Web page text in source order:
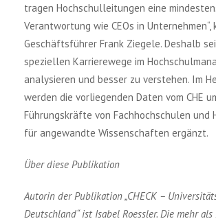
tragen Hochschulleitungen eine
Verantwortung wie CEOs in Unternehmen“,
Geschäftsführer Frank Ziegele. Deshalb
speziellen Karrierewege im
analysieren und besser zu verstehen. Im
werden die vorliegenden Daten vom CHE
Führungskräfte von Fachhochschulen und
für angewandte Wissenschaften ergänzt.
Über diese Publikation
Autorin der Publikation „CHECK –
Deutschland“ ist Isabel Roessler. Die mehr